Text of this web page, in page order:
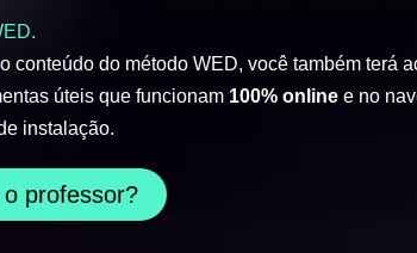
conteúdo do método WED, você também terá
úteis que funcionam 100% online e no
instalação.
professor?